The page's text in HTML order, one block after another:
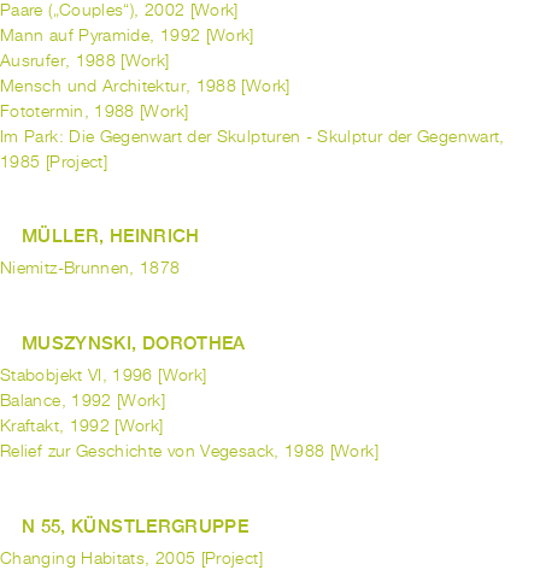
Paare („Couples“), 2002 [Work]
Mann auf Pyramide, 1992 [Work]
Ausrufer, 1988 [Work]
Mensch und Architektur, 1988 [Work]
Fototermin, 1988 [Work]
Im Park: Die Gegenwart der Skulpturen - Skulptur der Gegenwart,
1985 [Project]
MÜLLER, HEINRICH
Niemitz-Brunnen, 1878
MUSZYNSKI, DOROTHEA
Stabobjekt VI, 1996 [Work]
Balance, 1992 [Work]
Kraftakt, 1992 [Work]
Relief zur Geschichte von Vegesack, 1988 [Work]
N 55, KÜNSTLERGRUPPE
Changing Habitats, 2005 [Project]